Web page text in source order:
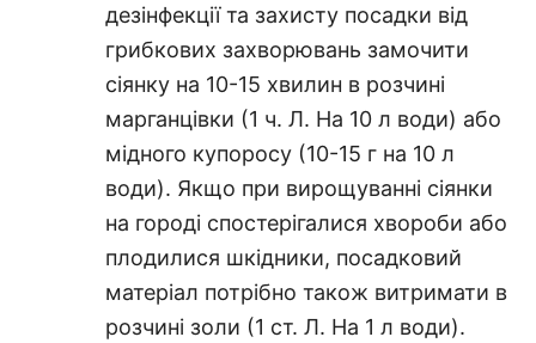
дезінфекції та захисту посадки від
грибкових захворювань замочити
сіянку на 10-15 хвилин в розчині
марганцівки (1 ч. Л. На 10 л води) або
мідного купоросу (10-15 г на 10 л
води). Якщо при вирощуванні сіянки
на городі спостерігалися хвороби або
плодилися шкідники, посадковий
матеріал потрібно також витримати в
розчині золи (1 ст. Л. На 1 л води).